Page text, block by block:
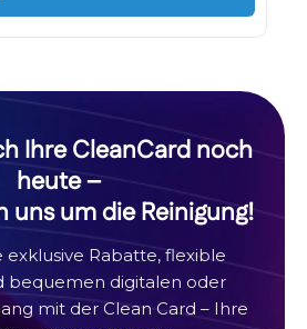
Ihre CleanCard noch
heute –
uns um die Reinigung!
exklusive Rabatte, flexible
bequemen digitalen oder
mit der Clean Card – Ihre